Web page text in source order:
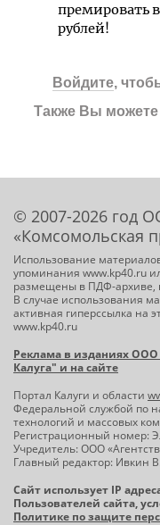
премировать
рублей!
Войдите,
Также Вы можете
© 2007-2026 год
«Комсомольская
Использование
упоминания www.kp40.ru
размещены в ПДФ-архиве,
В случае использования
активная гиперссылка на
www.kp40.ru
Реклама в изданиях ООО
Калуга" и на сайте
Портал Калуги и области
Федеральной службой по
технологий и массовых
Регистрационный номер:
Учредитель: ООО
Главный редактор: Ивкин
Сайт использует IP
Пользователей сайта,
Политике по защите